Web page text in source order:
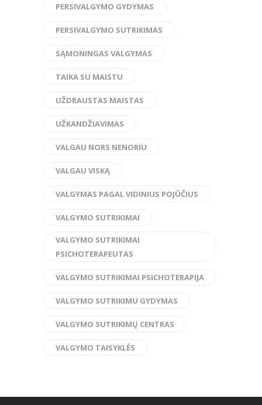
PERSIVALGYMO GYDYMAS
PERSIVALGYMO SUTRIKIMAS
SĄMONINGAS VALGYMAS
TAIKA SU MAISTU
UŽDRAUSTAS MAISTAS
UŽKANDŽIAVIMAS
VALGAU NORS NENORIU
VALGAU VISKĄ
VALGYMAS PAGAL VIDINIUS POJŪČIUS
VALGYMO SUTRIKIMAI
VALGYMO SUTRIKIMAI
PSICHOTERAPEUTAS
VALGYMO SUTRIKIMAI PSICHOTERAPIJA
VALGYMO SUTRIKIMU GYDYMAS
VALGYMO SUTRIKIMŲ CENTRAS
VALGYMO TAISYKLĖS